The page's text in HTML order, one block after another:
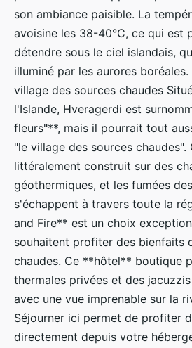
son ambiance paisible. La
avoisine les 38-40°C, ce qui est
détendre sous le ciel islandais,
illuminé par les aurores
village des sources chaudes
l'Islande, Hveragerdi est
fleurs"**, mais il pourrait tout
"le village des sources chaudes".
littéralement construit sur des
géothermiques, et les fumées
s'échappent à travers toute la
and Fire** est un choix
souhaitent profiter des bienfaits
chaudes. Ce **hôtel** boutique
thermales privées et des
avec une vue imprenable sur la
Séjourner ici permet de profiter
directement depuis votre